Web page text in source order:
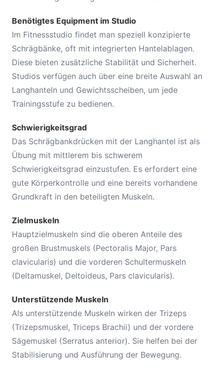
Benötigtes Equipment im Studio
Im Fitnessstudio findet man speziell konzipierte
Schrägbänke, oft mit integrierten Hantelablagen.
Diese bieten zusätzliche Stabilität und Sicherheit.
Studios verfügen auch über eine breite Auswahl an
Langhanteln und Gewichtsscheiben, um jede
Trainingsstufe zu bedienen.
Schwierigkeitsgrad
Das Schrägbankdrücken mit der Langhantel ist als
Übung mit mittlerem bis schwerem
Schwierigkeitsgrad einzustufen. Es erfordert eine
gute Körperkontrolle und eine bereits vorhandene
Grundkraft in den beteiligten Muskeln.
Zielmuskeln
Hauptzielmuskeln sind die oberen Anteile des
großen Brustmuskels (Pectoralis Major, Pars
clavicularis) und die vorderen Schultermuskeln
(Deltamuskel, Deltoideus, Pars clavicularis).
Unterstützende Muskeln
Als unterstützende Muskeln wirken der Trizeps
(Trizepsmuskel, Triceps Brachii) und der vordere
Sägemuskel (Serratus anterior). Sie helfen bei der
Stabilisierung und Ausführung der Bewegung.